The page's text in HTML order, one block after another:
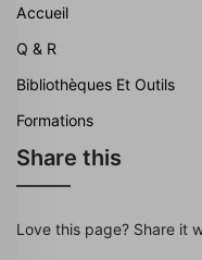
Accueil
Q & R
Bibliothèques Et Outils
Formations
Share this
Love this page? Share it